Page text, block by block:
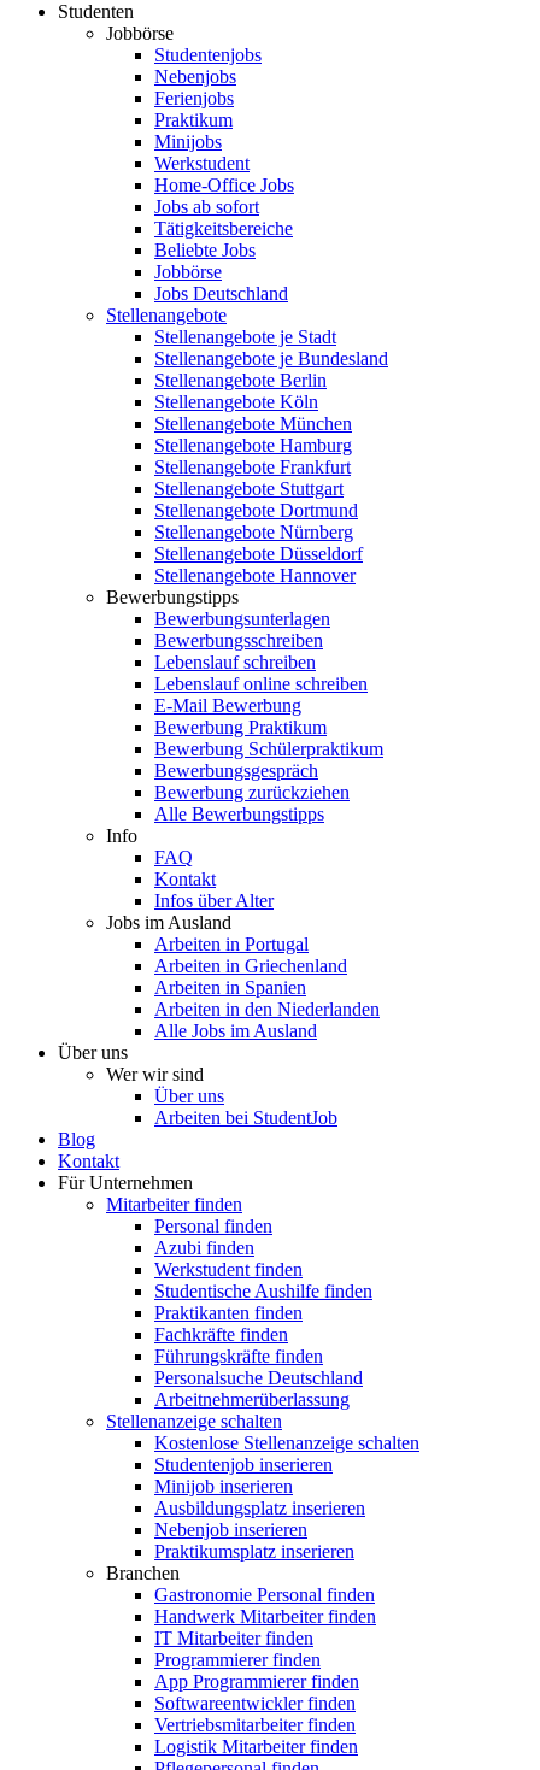
Studenten
Jobbörse
Studentenjobs
Nebenjobs
Ferienjobs
Praktikum
Minijobs
Werkstudent
Home-Office Jobs
Jobs ab sofort
Tätigkeitsbereiche
Beliebte Jobs
Jobbörse
Jobs Deutschland
Stellenangebote
Stellenangebote je Stadt
Stellenangebote je Bundesland
Stellenangebote Berlin
Stellenangebote Köln
Stellenangebote München
Stellenangebote Hamburg
Stellenangebote Frankfurt
Stellenangebote Stuttgart
Stellenangebote Dortmund
Stellenangebote Nürnberg
Stellenangebote Düsseldorf
Stellenangebote Hannover
Bewerbungstipps
Bewerbungsunterlagen
Bewerbungsschreiben
Lebenslauf schreiben
Lebenslauf online schreiben
E-Mail Bewerbung
Bewerbung Praktikum
Bewerbung Schülerpraktikum
Bewerbungsgespräch
Bewerbung zurückziehen
Alle Bewerbungstipps
Info
FAQ
Kontakt
Infos über Alter
Jobs im Ausland
Arbeiten in Portugal
Arbeiten in Griechenland
Arbeiten in Spanien
Arbeiten in den Niederlanden
Alle Jobs im Ausland
Über uns
Wer wir sind
Über uns
Arbeiten bei StudentJob
Blog
Kontakt
Für Unternehmen
Mitarbeiter finden
Personal finden
Azubi finden
Werkstudent finden
Studentische Aushilfe finden
Praktikanten finden
Fachkräfte finden
Führungskräfte finden
Personalsuche Deutschland
Arbeitnehmerüberlassung
Stellenanzeige schalten
Kostenlose Stellenanzeige schalten
Studentenjob inserieren
Minijob inserieren
Ausbildungsplatz inserieren
Nebenjob inserieren
Praktikumsplatz inserieren
Branchen
Gastronomie Personal finden
Handwerk Mitarbeiter finden
IT Mitarbeiter finden
Programmierer finden
App Programmierer finden
Softwareentwickler finden
Vertriebsmitarbeiter finden
Logistik Mitarbeiter finden